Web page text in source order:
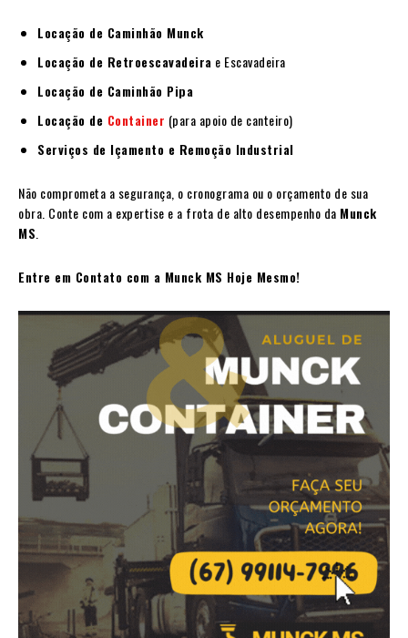
Locação de Caminhão Munck
Locação de Retroescavadeira e Escavadeira
Locação de Caminhão Pipa
Locação de Container (para apoio de canteiro)
Serviços de Içamento e Remoção Industrial
Não comprometa a segurança, o cronograma ou o orçamento de sua
obra. Conte com a expertise e a frota de alto desempenho da Munck
MS.
Entre em Contato com a Munck MS Hoje Mesmo!